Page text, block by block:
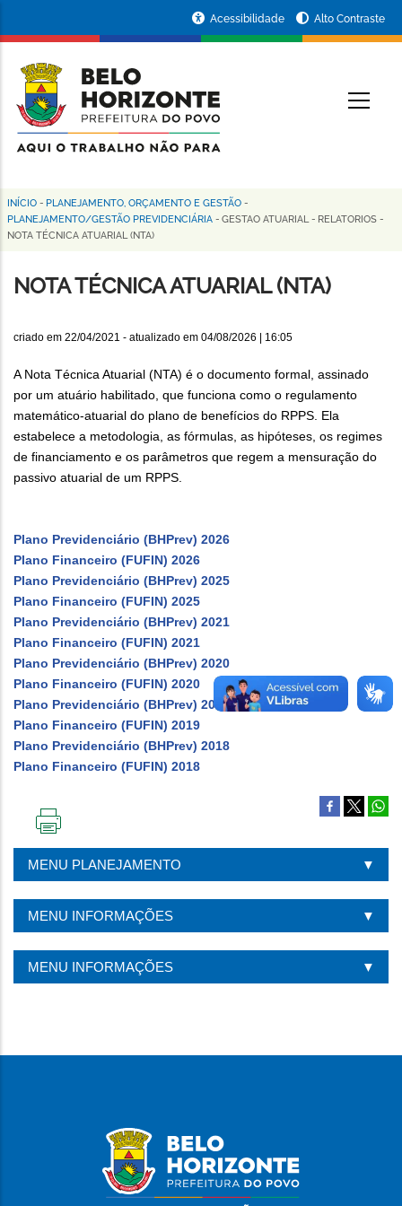
conteúdo
principal
da
Prefeitura
de
Horizonte
Acessibilidade Alto Contraste
Trilha
de
navegação
INÍCIO - PLANEJAMENTO, ORÇAMENTO E GESTÃO -
PLANEJAMENTO/GESTÃO PREVIDENCIÁRIA - GESTAO ATUARIAL- RELATORIOS -
NOTA TÉCNICA ATUARIAL (NTA)
NOTA TÉCNICA ATUARIAL (NTA)
criado em 22/04/2021 - atualizado em 04/08/2026 | 16:05
A Nota Técnica Atuarial (NTA) é o documento formal, assinado
por um atuário habilitado, que funciona como o regulamento
matemático-atuarial do plano de benefícios do RPPS. Ela
estabelece a metodologia, as fórmulas, as hipóteses, os regimes
de financiamento e os parâmetros que regem a mensuração do
passivo atuarial de um RPPS.
Plano Previdenciário (BHPrev) 2026
Plano Financeiro (FUFIN) 2026
Plano Previdenciário (BHPrev) 2025
Plano Financeiro (FUFIN) 2025
Plano Previdenciário (BHPrev) 2021
Plano Financeiro (FUFIN) 2021
Plano Previdenciário (BHPrev) 2020
Plano Financeiro (FUFIN) 2020
Plano Previdenciário (BHPrev) 2019
Plano Financeiro (FUFIN) 2019
Plano Previdenciário (BHPrev) 2018
Plano Financeiro (FUFIN) 2018
PÁGINA
MENU PLANEJAMENTO
MENU INFORMAÇÕES
MENU INFORMAÇÕES